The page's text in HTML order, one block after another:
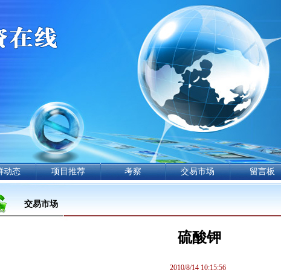
动态 项目推荐 考察 交易市场 留言板
交易市场
硫酸钾
2010/8/14 10:15:56